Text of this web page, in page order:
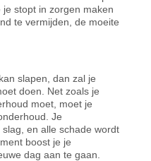
stopt in zorgen maken
te vermijden, de moeite
slapen, dan zal je
doen. Net zoals je
moet, moet je
Je
en alle schade wordt
boost je je
dag aan te gaan.